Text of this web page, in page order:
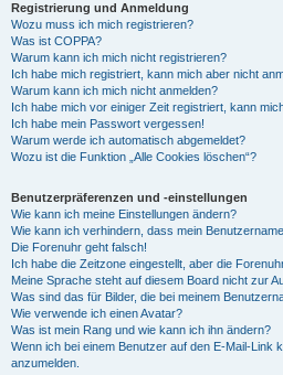
Registrierung und Anmeldung
Wozu muss ich mich registrieren?
Was ist COPPA?
Warum kann ich mich nicht registrieren?
Ich habe mich registriert, kann mich aber nicht
Warum kann ich mich nicht anmelden?
Ich habe mich vor einiger Zeit registriert, kann
Ich habe mein Passwort vergessen!
Warum werde ich automatisch abgemeldet?
Wozu ist die Funktion „Alle Cookies löschen“?
Benutzerpräferenzen und -einstellungen
Wie kann ich meine Einstellungen ändern?
Wie kann ich verhindern, dass mein
Die Forenuhr geht falsch!
Ich habe die Zeitzone eingestellt, aber die
Meine Sprache steht auf diesem Board nicht zur
Was sind das für Bilder, die bei meinem
Wie verwende ich einen Avatar?
Was ist mein Rang und wie kann ich ihn ändern?
Wenn ich bei einem Benutzer auf den E-Mail-Link
anzumelden.